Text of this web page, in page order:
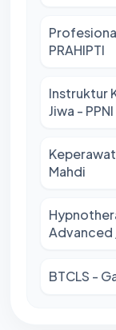
PRAHIPTI
Instruktur
Jiwa - PPNI
Mahdi
Advanced
BTCLS -